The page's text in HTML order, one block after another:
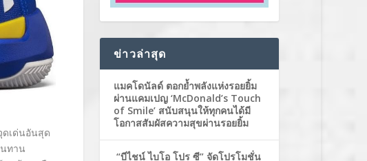
ดเด่นอันสุด
ทาน
ข่าวล่าสุด
แมคโดนัลด์ ตอกย้ำพลังแห่งรอยยิ้ม
ผ่านแคมเปญ ‘McDonald’s Touch
of Smile’ สนับสนุนให้ทุกคนได้มี
โอกาสสัมผัสความสุขผ่านรอยยิ้ม
“บีไชน์ ไบโอ โปร ซี” จัดโปรโมชั่น